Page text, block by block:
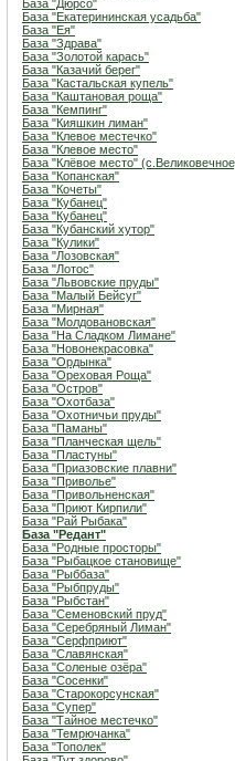
База "Дюрсо"
База "Екатерининская усадьба"
База "Ея"
База "Здрава"
База "Золотой карась"
База "Казачий берег"
База "Кастальская купель"
База "Каштановая роща"
База "Кемпинг"
База "Кияшкин лиман"
База "Клевое местечко"
База "Клевое место"
База "Клёвое место"
База "Копанская"
База "Кочеты"
База "Кубанец"
База "Кубанец"
База "Кубанский хутор"
База "Кулики"
База "Лозовская"
База "Лотос"
База "Львовские пруды"
База "Малый Бейсуг"
База "Мирная"
База "Молдовановская"
База "На Сладком Лимане"
База "Новонекрасовка"
База "Ордынка"
База "Ореховая Роща"
База "Остров"
База "Охотбаза"
База "Охотничьи пруды"
База "Паманы"
База "Планческая щель"
База "Пластуны"
База "Приазовские плавни"
База "Приволье"
База "Привольненская"
База "Приют Кирпили"
База "Рай Рыбака"
База "Редант"
База "Родные просторы"
База "Рыбацкое становище"
База "Рыббаза"
База "Рыбпруды"
База "Рыбстан"
База "Семеновский пруд"
База "Серебряный Лиман"
База "Серфприют"
База "Славянская"
База "Соленые озёра"
База "Сосенки"
База "Старокорсунская"
База "Супер"
База "Тайное местечко"
База "Темрючанка"
База "Тополек"